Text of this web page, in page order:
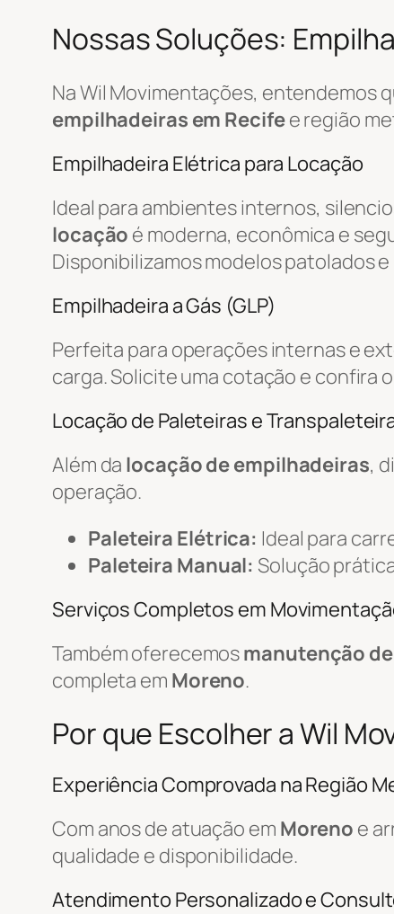
Nossas Soluções:
Na Wil Movimentações, entendemos
empilhadeiras em Recifee região
Empilhadeira Elétrica para Locação
Ideal para ambientes internos,
locação é moderna, econômica e
Disponibilizamos modelos patolados
Empilhadeira a Gás (GLP)
Perfeita para operações internas e
carga. Solicite uma cotação e confira o
Locação de Paleteiras e
Além da locação de empilhadeiras,
operação.
Paleteira Elétrica: Ideal para
Paleteira Manual: Solução
Serviços Completos em
Também oferecemosmanutenção
completa em Moreno.
Por que Escolher a Wil
Experiência Comprovada na Região
Com anos de atuação em Moreno e
qualidade e disponibilidade.
Atendimento Personalizado e